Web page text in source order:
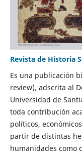
Revista de Historia
Es una publicación
review), adscrita al
Universidad de
toda contribución
políticos,
partir de distintas
humanidades como